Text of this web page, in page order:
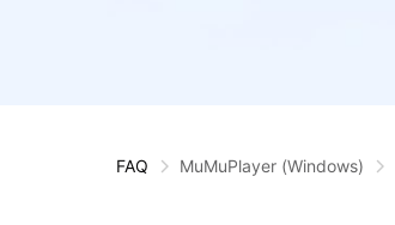
FAQ MuMuPlayer (Windows)